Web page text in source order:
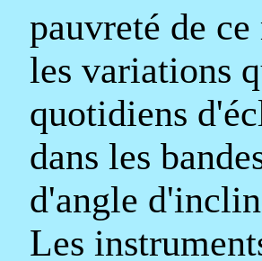
pauvreté de
les variations
quotidiens
dans les
d'angle
Les